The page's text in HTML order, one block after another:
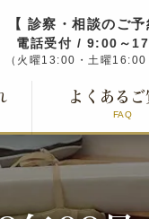
【 診察・相談のご予
電話受付 / 9:00～
（火曜13:00・土曜16:00
よくあるご
FAQ